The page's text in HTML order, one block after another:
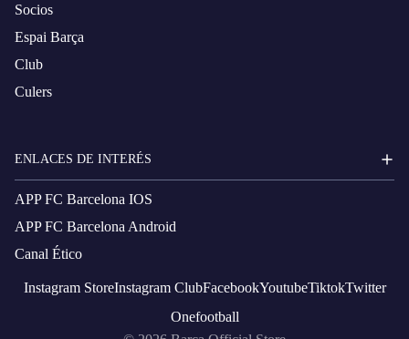
Socios
Espai Barça
Club
Culers
ENLACES DE INTERÉS
APP FC Barcelona IOS
APP FC Barcelona Android
Canal Ético
Instagram StoreInstagram ClubFacebookYoutubeTiktokTwitter
Onefootball